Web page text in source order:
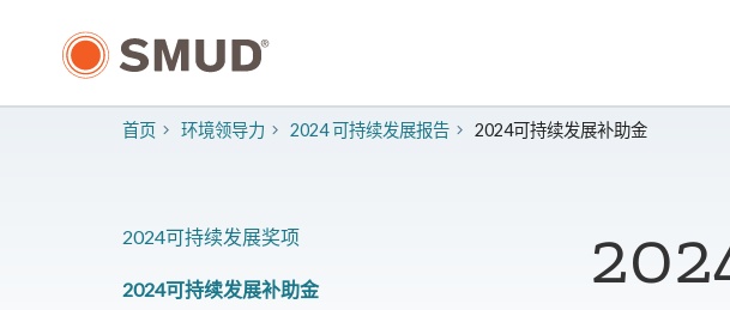
首页 环境领导力 2024 可持续发展报告 2024可持续发展补助金
2024可持续发展奖项
2024可持续发展补助金